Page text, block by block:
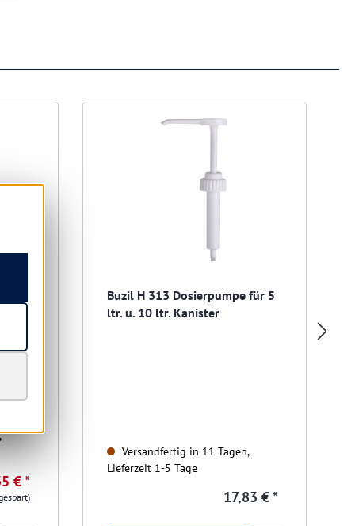
€ *
Buzil H 313 Dosierpumpe für 5
ltr. u. 10 ltr. Kanister
Versandfertig in 11 Tagen,
Lieferzeit 1-5 Tage
17,83 € *